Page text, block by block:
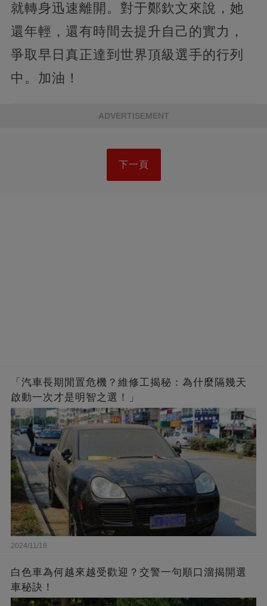
就轉身迅速離開。對于鄭欽文來說，她
還年輕，還有時間去提升自己的實力，
爭取早日真正達到世界頂級選手的行列
中。加油！
ADVERTISEMENT
下一頁
「汽車長期閒置危機？維修工揭秘：為什麼隔幾天
啟動一次才是明智之選！」
2024/11/18
白色車為何越來越受歡迎？交警一句順口溜揭開選
車秘訣！